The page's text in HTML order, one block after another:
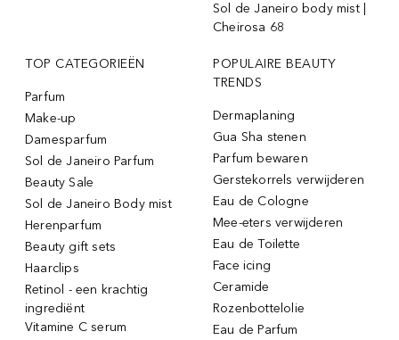
Sol de Janeiro body mist |
Cheirosa 68
TOP CATEGORIEËN
Parfum
Make-up
Damesparfum
Sol de Janeiro Parfum
Beauty Sale
Sol de Janeiro Body mist
Herenparfum
Beauty gift sets
Haarclips
Retinol - een krachtig
ingrediënt
Vitamine C serum
POPULAIRE BEAUTY
TRENDS
Dermaplaning
Gua Sha stenen
Parfum bewaren
Gerstekorrels verwijderen
Eau de Cologne
Mee-eters verwijderen
Eau de Toilette
Face icing
Ceramide
Rozenbottelolie
Eau de Parfum